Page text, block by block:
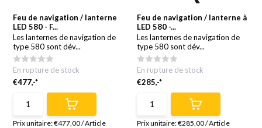
Feu de navigation / lanterne
LED 580 - F...
Les lanternes de navigation de
type 580 sont dév...
En rupture de stock
€477,-*
Prix unitaire:€477,00/Article
Feu de navigation / lanterne à
LED 580 -...
Les lanternes de navigation de
type 580 sont dév...
En rupture de stock
€285,-*
Prix unitaire:€285,00/Article